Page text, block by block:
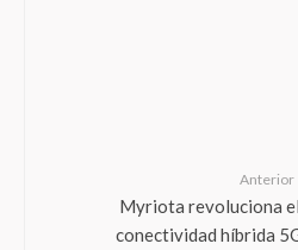
Anterior
Myriota revoluciona
conectividad híbrida